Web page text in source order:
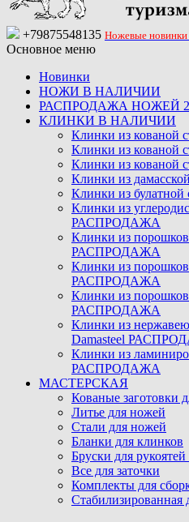
+79875548135 Ножевые новинки
Основное меню
Новинки
НОЖИ В НАЛИЧИИ
РАСПРОДАЖА НОЖЕЙ
КЛИНКИ В НАЛИЧИИ
Клинки из
Клинки из
Клинки из
Клинки из
Клинки из
Клинки из
РАСПРОДАЖА
Клинки из
РАСПРОДАЖА
Клинки из
РАСПРОДАЖА
Клинки из
РАСПРОДАЖА
Клинки из
Damasteel
Клинки из
РАСПРОДАЖА
МАСТЕРСКАЯ
Кованые заготовки
Литье для ножей
Стали для ножей
Бланки для клинков
Бруски для
Все для заточки
Комплекты для
Стабилизированная